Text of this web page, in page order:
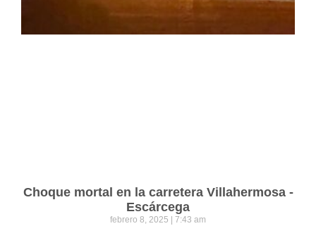
Choque mortal en la carretera Villahermosa -
Escárcega
febrero 8, 2025 7:43 am